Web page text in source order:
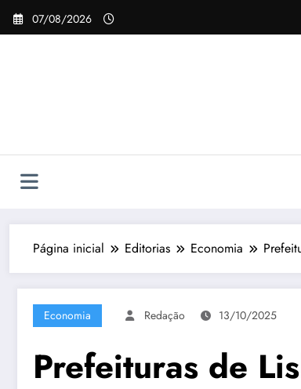
Pular
para
07/08/2026
Página inicial Editorias Economia
Economia Redação 13/10/2025
Prefeituras de